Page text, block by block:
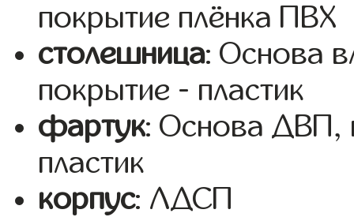
покрытие плёнка ПВХ
столешница: Основа
покрытие - пластик
фартук: Основа ДВП,
пластик
корпус: ЛДСП